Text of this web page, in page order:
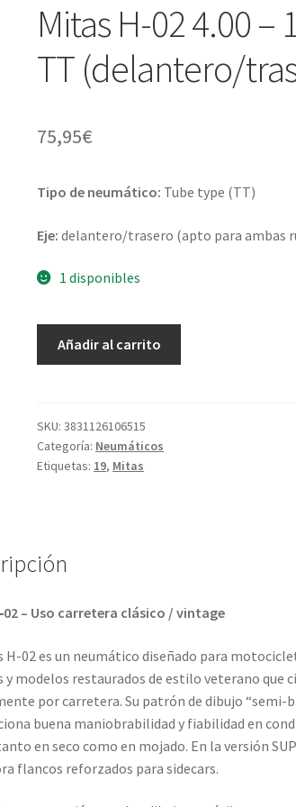
Mitas H-02 4.00 –
TT (delantero/
75,95€
Tipo de neumático: Tube type (TT)
Eje:delantero/trasero (apto para ambas
1 disponibles
-
19
71P
Añadir al carrito
SKU:3831126106515
Categoría: Neumáticos
Etiquetas: 19, Mitas
– Uso carretera clásico / vintage
H-02 es un neumático diseñado para
y modelos restaurados de estilo veterano que
por carretera. Su patrón de dibujo “semi-
buena maniobrabilidad y fiabilidad en
en seco como en mojado. En la versión
flancos reforzados para sidecars.